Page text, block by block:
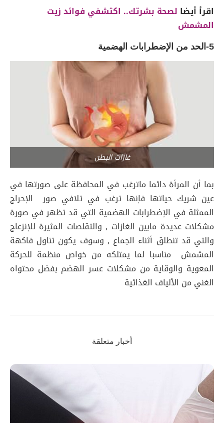
اقرأ أيضا لصحة بشرتك.. اكتشفي فوائد زيت
المشمش
5-الحد من الإضطرابات الهضمية
غازات البطن
بما أن المرأة دائما ماترغب في المحافظة على صورتها في
عين شريك حياتها فإنها ترغب في تلافي صور الإحراج
الممثلة في الإضطرابات الهضمية التي قد تظهر في صورة
مشكلات عديدة مابين الغازات , والتقلصات المثيرة للإنزعاج
والتي قد تنطلق أثناء الجماع , وسوف يكون تناول فاكهة
المشمش مناسبا لما يمتلكه من خواص منظمة للحركة
المعوية والوقاية من مشكلات عسر الهضم بفضل محتواه
الغني من الألياف الغذائية
أخبار متعلقة